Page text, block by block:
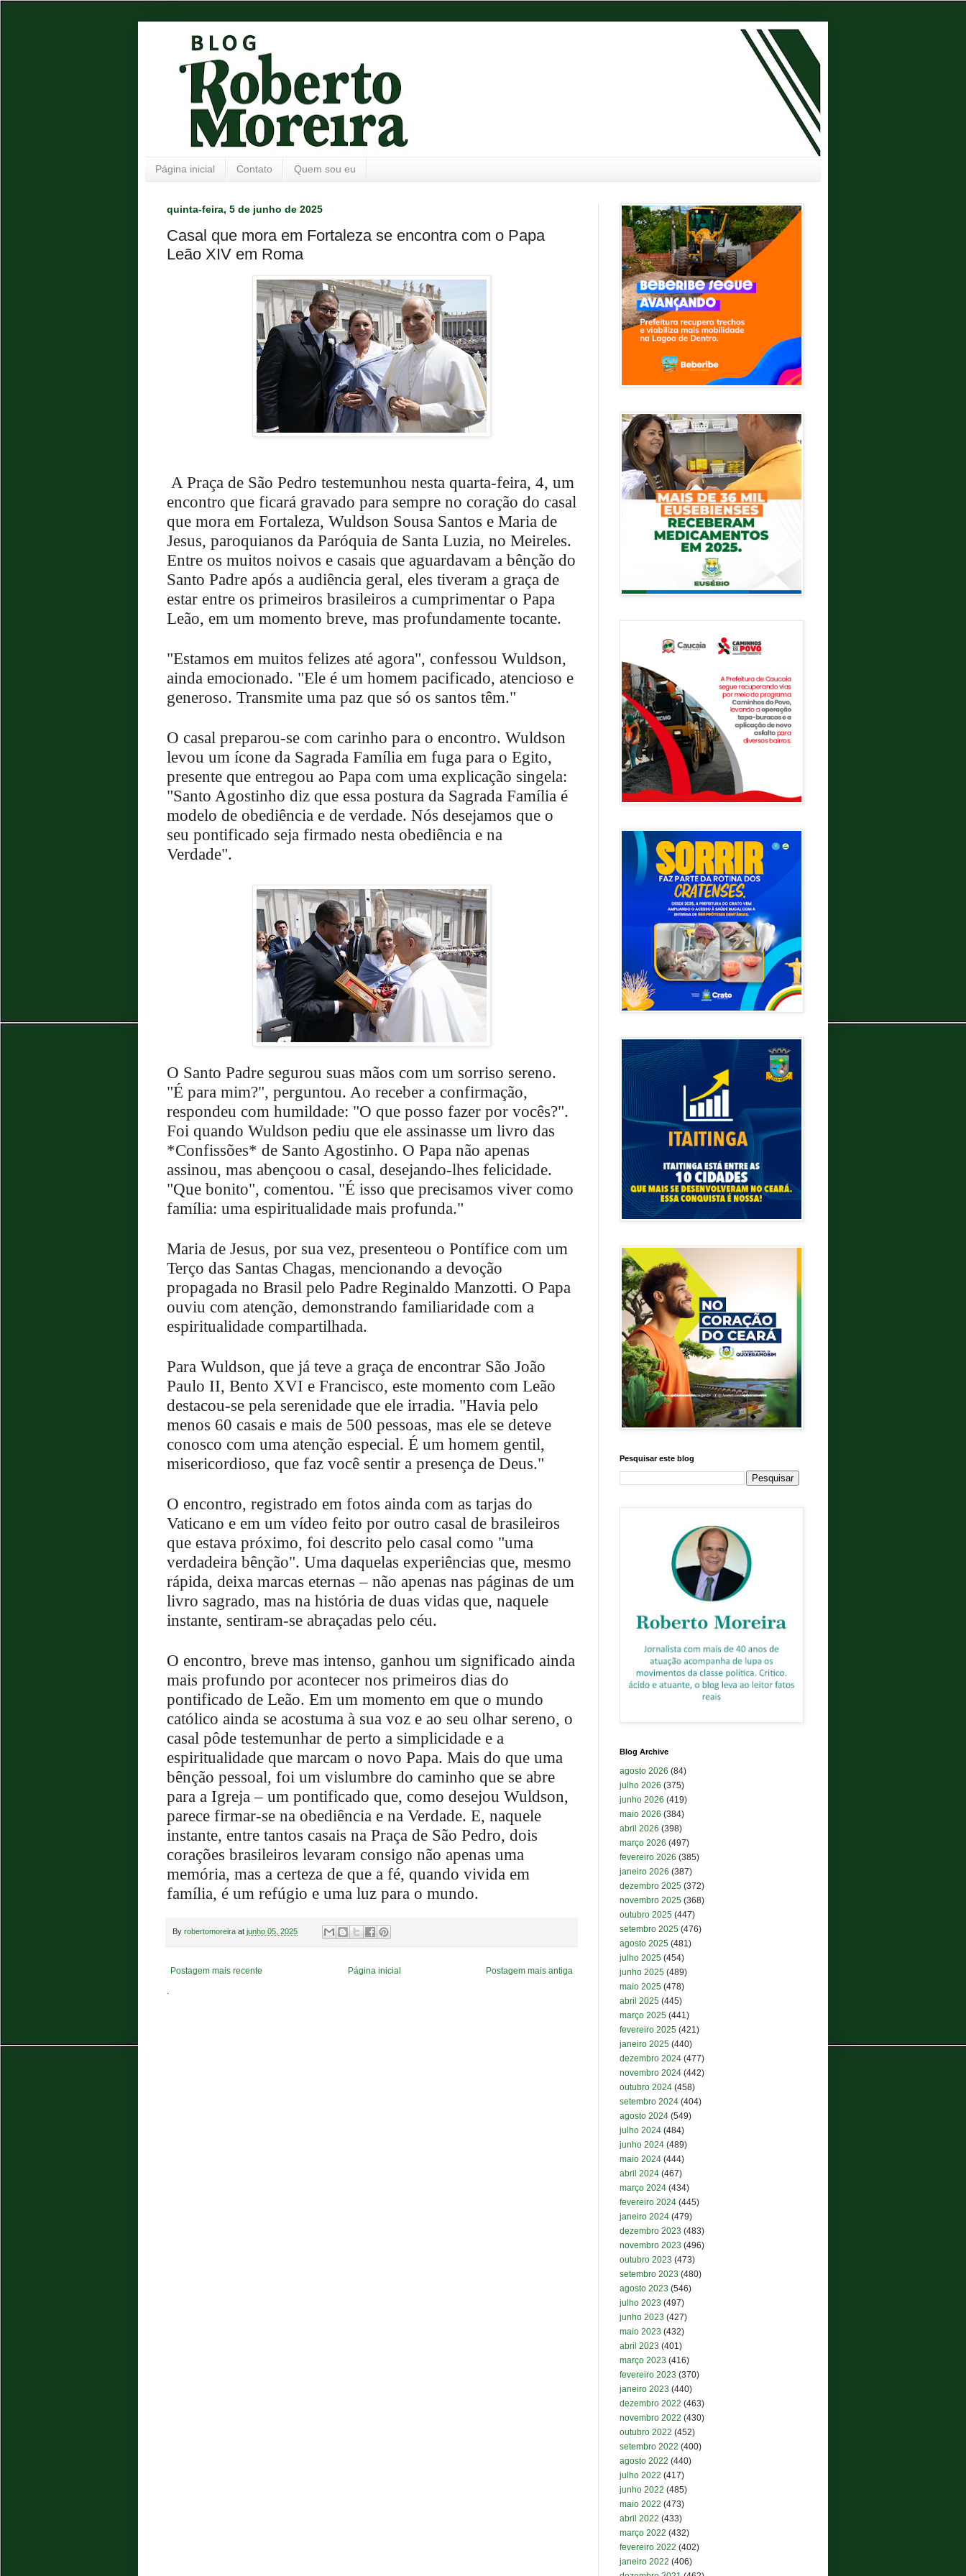
Página inicial Contato Quem sou eu
quinta-feira, 5 de junho de 2025
Casal que mora em Fortaleza se encontra com o Papa
Leão XIV em Roma
A Praça de São Pedro testemunhou nesta quarta-feira, 4, um
encontro que ficará gravado para sempre no coração do casal
que mora em Fortaleza, Wuldson Sousa Santos e Maria de
Jesus, paroquianos da Paróquia de Santa Luzia, no Meireles.
Entre os muitos noivos e casais que aguardavam a bênção do
Santo Padre após a audiência geral, eles tiveram a graça de
estar entre os primeiros brasileiros a cumprimentar o Papa
Leão, em um momento breve, mas profundamente tocante.
"Estamos em muitos felizes até agora", confessou Wuldson,
ainda emocionado. "Ele é um homem pacificado, atencioso e
generoso. Transmite uma paz que só os santos têm."
O casal preparou-se com carinho para o encontro. Wuldson
levou um ícone da Sagrada Família em fuga para o Egito,
presente que entregou ao Papa com uma explicação singela:
"Santo Agostinho diz que essa postura da Sagrada Família é
modelo de obediência e de verdade. Nós desejamos que o
seu pontificado seja firmado nesta obediência e na
Verdade".
O Santo Padre segurou suas mãos com um sorriso sereno.
"É para mim?", perguntou. Ao receber a confirmação,
respondeu com humildade: "O que posso fazer por vocês?".
Foi quando Wuldson pediu que ele assinasse um livro das
*Confissões* de Santo Agostinho. O Papa não apenas
assinou, mas abençoou o casal, desejando-lhes felicidade.
"Que bonito", comentou. "É isso que precisamos viver como
família: uma espiritualidade mais profunda."
Maria de Jesus, por sua vez, presenteou o Pontífice com um
Terço das Santas Chagas, mencionando a devoção
propagada no Brasil pelo Padre Reginaldo Manzotti. O Papa
ouviu com atenção, demonstrando familiaridade com a
espiritualidade compartilhada.
Para Wuldson, que já teve a graça de encontrar São João
Paulo II, Bento XVI e Francisco, este momento com Leão
destacou-se pela serenidade que ele irradia. "Havia pelo
menos 60 casais e mais de 500 pessoas, mas ele se deteve
conosco com uma atenção especial. É um homem gentil,
misericordioso, que faz você sentir a presença de Deus."
O encontro, registrado em fotos ainda com as tarjas do
Vaticano e em um vídeo feito por outro casal de brasileiros
que estava próximo, foi descrito pelo casal como "uma
verdadeira bênção". Uma daquelas experiências que, mesmo
rápida, deixa marcas eternas – não apenas nas páginas de um
livro sagrado, mas na história de duas vidas que, naquele
instante, sentiram-se abraçadas pelo céu.
O encontro, breve mas intenso, ganhou um significado ainda
mais profundo por acontecer nos primeiros dias do
pontificado de Leão. Em um momento em que o mundo
católico ainda se acostuma à sua voz e ao seu olhar sereno, o
casal pôde testemunhar de perto a simplicidade e a
espiritualidade que marcam o novo Papa. Mais do que uma
bênção pessoal, foi um vislumbre do caminho que se abre
para a Igreja – um pontificado que, como desejou Wuldson,
parece firmar-se na obediência e na Verdade. E, naquele
instante, entre tantos casais na Praça de São Pedro, dois
corações brasileiros levaram consigo não apenas uma
memória, mas a certeza de que a fé, quando vivida em
família, é um refúgio e uma luz para o mundo.
By robertomoreira at junho 05, 2025
Postagem mais recente Postagem mais antiga
Página inicial
.
Pesquisar este blog
Blog Archive
agosto 2026 (84)
julho 2026 (375)
junho 2026 (419)
maio 2026 (384)
abril 2026 (398)
março 2026 (497)
fevereiro 2026 (385)
janeiro 2026 (387)
dezembro 2025 (372)
novembro 2025 (368)
outubro 2025 (447)
setembro 2025 (476)
agosto 2025 (481)
julho 2025 (454)
junho 2025 (489)
maio 2025 (478)
abril 2025 (445)
março 2025 (441)
fevereiro 2025 (421)
janeiro 2025 (440)
dezembro 2024 (477)
novembro 2024 (442)
outubro 2024 (458)
setembro 2024 (404)
agosto 2024 (549)
julho 2024 (484)
junho 2024 (489)
maio 2024 (444)
abril 2024 (467)
março 2024 (434)
fevereiro 2024 (445)
janeiro 2024 (479)
dezembro 2023 (483)
novembro 2023 (496)
outubro 2023 (473)
setembro 2023 (480)
agosto 2023 (546)
julho 2023 (497)
junho 2023 (427)
maio 2023 (432)
abril 2023 (401)
março 2023 (416)
fevereiro 2023 (370)
janeiro 2023 (440)
dezembro 2022 (463)
novembro 2022 (430)
outubro 2022 (452)
setembro 2022 (400)
agosto 2022 (440)
julho 2022 (417)
junho 2022 (485)
maio 2022 (473)
abril 2022 (433)
março 2022 (432)
fevereiro 2022 (402)
janeiro 2022 (406)